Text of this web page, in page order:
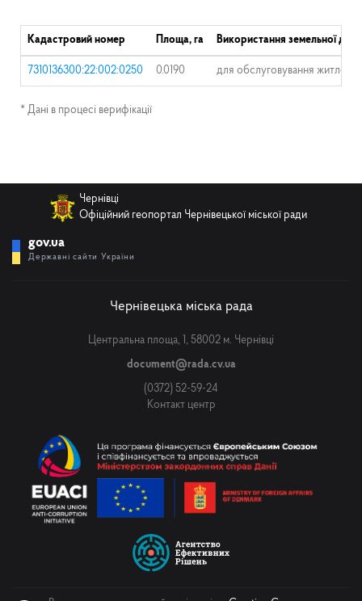
Кадастровий номер Площа, га Використання земельної
7310136300:22:002:0250 0.0190 для обслуговування
* Дані в процесі верифікації
Чернівці
Офіційний геопортал Чернівецької міської ради
gov.ua
Державні сайти України
Чернівецька міська рада
Центральна площа, 1, 58002 м. Чернівці
document@rada.cv.ua
(0372) 52-59-24
Контакт центр